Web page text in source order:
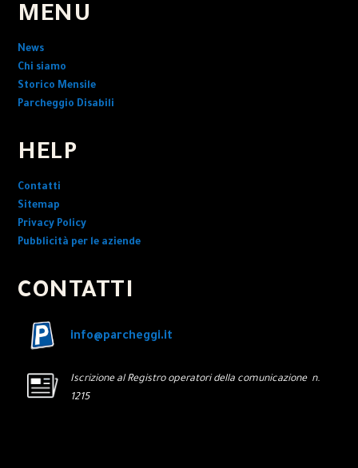
MENU
News
Chi siamo
Storico Mensile
Parcheggio Disabili
HELP
Contatti
Sitemap
Privacy Policy
Pubblicità per le aziende
CONTATTI
info@parcheggi.it
Iscrizione al Registro operatori della comunicazione n.
1215